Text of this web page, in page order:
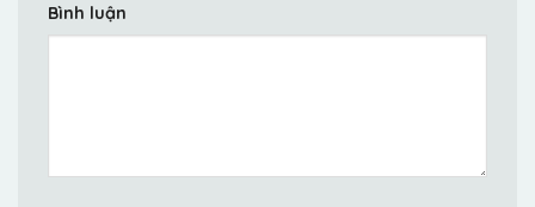
Bình luận